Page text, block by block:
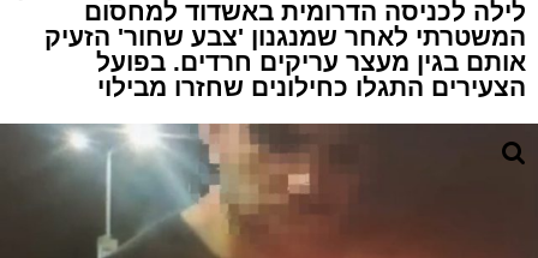
לילה לכניסה הדרומית באשדוד למחסום
המשטרתי לאחר שמנגנון 'צבע שחור' הזעיק
אותם בגין מעצר עריקים חרדים. בפועל
הצעירים התגלו כחילונים שחזרו מבילוי